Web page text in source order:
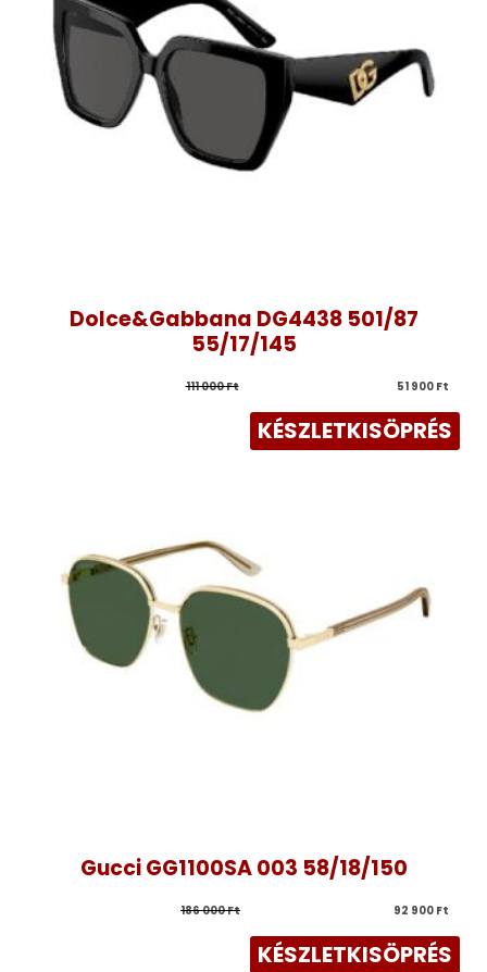
Dolce&Gabbana DG4438 501/87
55/17/145
111 000 Ft 51 900 Ft
KÉSZLETKISÖPRÉS
Gucci GG1100SA 003 58/18/150
186 000 Ft 92 900 Ft
KÉSZLETKISÖPRÉS